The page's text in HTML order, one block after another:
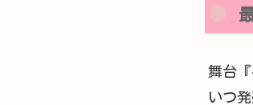
舞台
いつ